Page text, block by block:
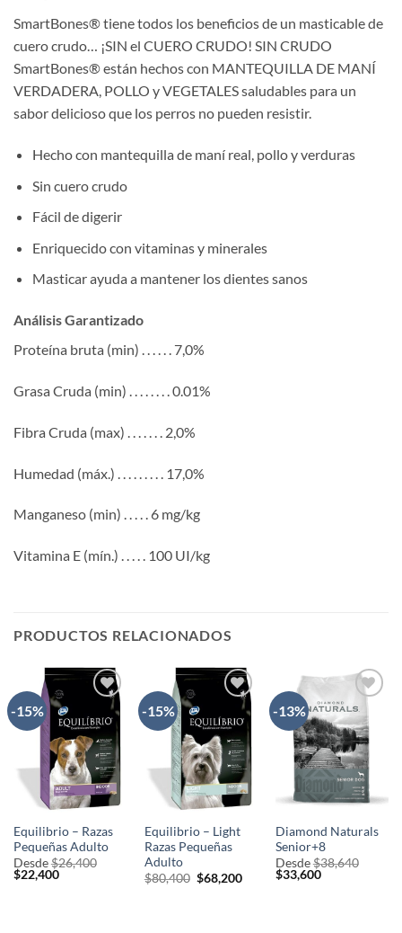
SmartBones® tiene todos los beneficios de un masticable de
cuero crudo… ¡SIN el CUERO CRUDO! SIN CRUDO
SmartBones® están hechos con MANTEQUILLA DE MANÍ
VERDADERA, POLLO y VEGETALES saludables para un
sabor delicioso que los perros no pueden resistir.
Hecho con mantequilla de maní real, pollo y verduras
Sin cuero crudo
Fácil de digerir
Enriquecido con vitaminas y minerales
Masticar ayuda a mantener los dientes sanos
Análisis Garantizado
Proteína bruta (min) . . . . . . 7,0%
Grasa Cruda (min) . . . . . . . . 0.01%
Fibra Cruda (max) . . . . . . . 2,0%
Humedad (máx.) . . . . . . . . . 17,0%
Manganeso (min) . . . . . 6 mg/kg
Vitamina E (mín.) . . . . . 100 UI/kg
PRODUCTOS RELACIONADOS
-15%
AÑADIR
A LA
LISTA
DE
DESEOS
Equilibrio – Razas
Pequeñas Adulto
Desde $26,400
El
precio
$22,400El
-15%
AÑADIR
A LA
LISTA
DE
DESEOS
Equilibrio – Light
Razas Pequeñas
Adulto
$80,400 El
precio
$68,200El
-13%
AÑADIR
A LA
LISTA
DE
DESEOS
Diamond Naturals
Senior+8
Desde$38,640
El
precio
$33,600El